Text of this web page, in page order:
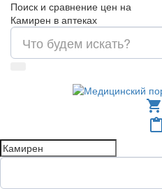
Поиск и сравнение цен на
Камирен в аптеках
shopping_cart
content_paste